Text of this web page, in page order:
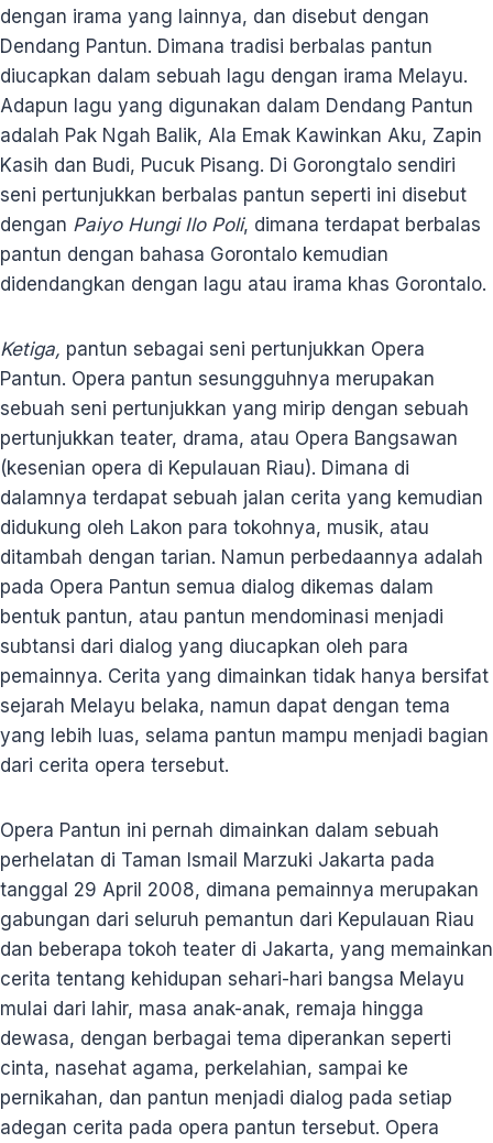
dengan irama yang lainnya, dan disebut dengan
Dendang Pantun. Dimana tradisi berbalas pantun
diucapkan dalam sebuah lagu dengan irama Melayu.
Adapun lagu yang digunakan dalam Dendang Pantun
adalah Pak Ngah Balik, Ala Emak Kawinkan Aku, Zapin
Kasih dan Budi, Pucuk Pisang. Di Gorongtalo sendiri
seni pertunjukkan berbalas pantun seperti ini disebut
dengan Paiyo Hungi Ilo Poli, dimana terdapat berbalas
pantun dengan bahasa Gorontalo kemudian
didendangkan dengan lagu atau irama khas Gorontalo.
Ketiga, pantun sebagai seni pertunjukkan Opera
Pantun. Opera pantun sesungguhnya merupakan
sebuah seni pertunjukkan yang mirip dengan sebuah
pertunjukkan teater, drama, atau Opera Bangsawan
(kesenian opera di Kepulauan Riau). Dimana di
dalamnya terdapat sebuah jalan cerita yang kemudian
didukung oleh Lakon para tokohnya, musik, atau
ditambah dengan tarian. Namun perbedaannya adalah
pada Opera Pantun semua dialog dikemas dalam
bentuk pantun, atau pantun mendominasi menjadi
subtansi dari dialog yang diucapkan oleh para
pemainnya. Cerita yang dimainkan tidak hanya bersifat
sejarah Melayu belaka, namun dapat dengan tema
yang lebih luas, selama pantun mampu menjadi bagian
dari cerita opera tersebut.
Opera Pantun ini pernah dimainkan dalam sebuah
perhelatan di Taman Ismail Marzuki Jakarta pada
tanggal 29 April 2008, dimana pemainnya merupakan
gabungan dari seluruh pemantun dari Kepulauan Riau
dan beberapa tokoh teater di Jakarta, yang memainkan
cerita tentang kehidupan sehari-hari bangsa Melayu
mulai dari lahir, masa anak-anak, remaja hingga
dewasa, dengan berbagai tema diperankan seperti
cinta, nasehat agama, perkelahian, sampai ke
pernikahan, dan pantun menjadi dialog pada setiap
adegan cerita pada opera pantun tersebut. Opera